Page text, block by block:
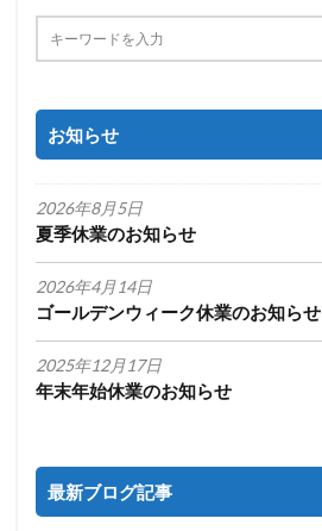
お知らせ
2026年8月5日
夏季休業のお知らせ
2026年4月14日
ゴールデンウィーク休業のお知らせ
2025年12月17日
年末年始休業のお知らせ
最新ブログ記事